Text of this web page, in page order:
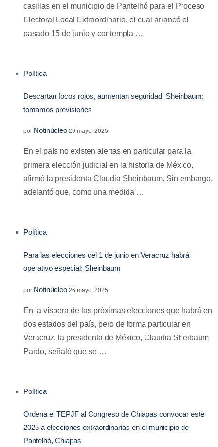
casillas en el municipio de Pantelhó para el Proceso
Electoral Local Extraordinario, el cual arrancó el
pasado 15 de junio y contempla …
Política
Descartan focos rojos, aumentan seguridad; Sheinbaum:
tomamos previsiones
por Notinúcleo 29 mayo, 2025
En el país no existen alertas en particular para la
primera elección judicial en la historia de México,
afirmó la presidenta Claudia Sheinbaum. Sin embargo,
adelantó que, como una medida …
Política
Para las elecciones del 1 de junio en Veracruz habrá
operativo especial: Sheinbaum
por Notinúcleo 26 mayo, 2025
En la víspera de las próximas elecciones que habrá en
dos estados del país, pero de forma particular en
Veracruz, la presidenta de México, Claudia Sheibaum
Pardo, señaló que se …
Política
Ordena el TEPJF al Congreso de Chiapas convocar este
2025 a elecciones extraordinarias en el municipio de
Pantelhó, Chiapas